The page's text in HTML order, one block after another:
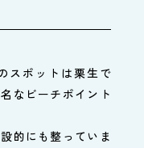
スポットは栗生で
なビーチポイント
的にも整っていま